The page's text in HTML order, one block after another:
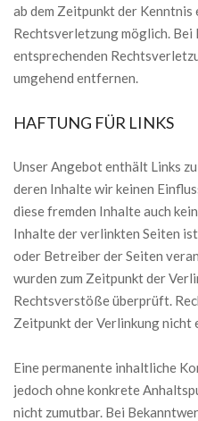
ab dem Zeitpunkt der Kenntnis
Rechtsverletzung möglich. Bei
entsprechenden
umgehend entfernen.
HAFTUNG FÜR LINKS
Unser Angebot enthält Links
deren Inhalte wir keinen
diese fremden Inhalte auch
Inhalte der verlinkten Seiten
oder Betreiber der Seiten
wurden zum Zeitpunkt der
Rechtsverstöße überprüft.
Zeitpunkt der Verlinkung nicht
Eine permanente inhaltliche
jedoch ohne konkrete
nicht zumutbar. Bei